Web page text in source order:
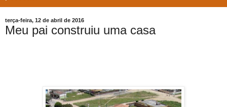
terça-feira, 12 de abril de 2016
Meu pai construiu uma casa